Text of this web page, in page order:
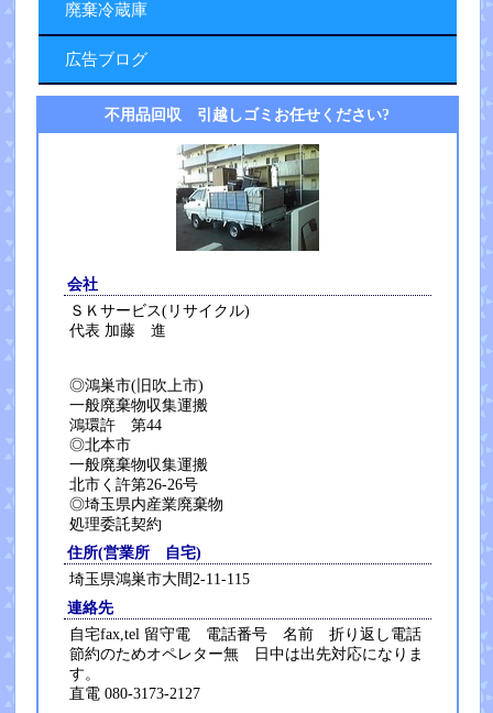
廃棄冷蔵庫
広告ブログ
不用品回収 引越しゴミお任せください?
会社
ＳＫサービス(リサイクル)
代表 加藤 進
◎鴻巣市(旧吹上市)
一般廃棄物収集運搬
鴻環許 第44
◎北本市
一般廃棄物収集運搬
北市く許第26-26号
◎埼玉県内産業廃棄物
処理委託契約
住所(営業所 自宅)
埼玉県鴻巣市大間2-11-115
連絡先
自宅fax,tel 留守電 電話番号 名前 折り返し電話
節約のためオペレター無 日中は出先対応になりま
す。
直電 080-3173-2127